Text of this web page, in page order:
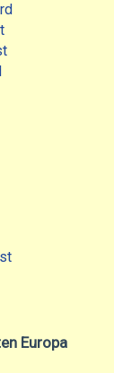
Europa